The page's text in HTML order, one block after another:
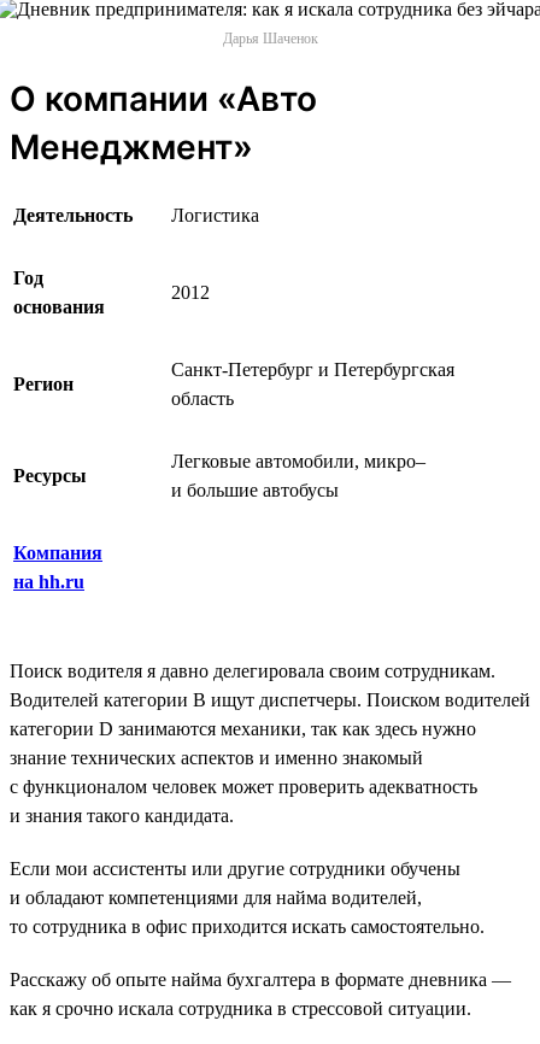
Дарья Шаченок
О компании «Авто
Менеджмент»
Деятельность Логистика
Год
основания
2012
Регион
Санкт-Петербург и Петербургская
область
Ресурсы
Легковые автомобили, микро‒
и большие автобусы
Компания
на hh.ru
Поиск водителя я давно делегировала своим сотрудникам.
Водителей категории B ищут диспетчеры. Поиском водителей
категории D занимаются механики, так как здесь нужно
знание технических аспектов и именно знакомый
с функционалом человек может проверить адекватность
и знания такого кандидата.
Если мои ассистенты или другие сотрудники обучены
и обладают компетенциями для найма водителей,
то сотрудника в офис приходится искать самостоятельно.
Расскажу об опыте найма бухгалтера в формате дневника —
как я срочно искала сотрудника в стрессовой ситуации.